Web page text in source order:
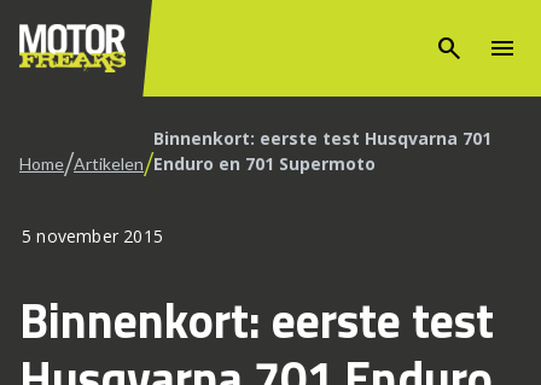
search menu
Home/Artikelen/Binnenkort: eerste test Husqvarna 701
Enduro en 701 Supermoto
5 november 2015
Binnenkort: eerste test